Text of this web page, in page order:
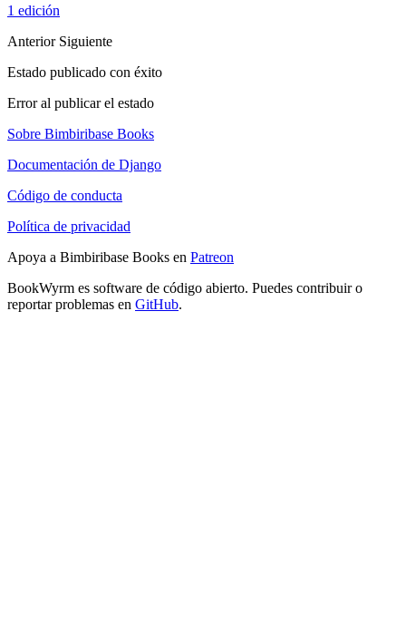
1 edición
Anterior Siguiente
Estado publicado con éxito
Error al publicar el estado
Sobre Bimbiribase Books
Documentación de Django
Código de conducta
Política de privacidad
Apoya a Bimbiribase Books en Patreon
BookWyrm es software de código abierto. Puedes contribuir o
reportar problemas en GitHub.